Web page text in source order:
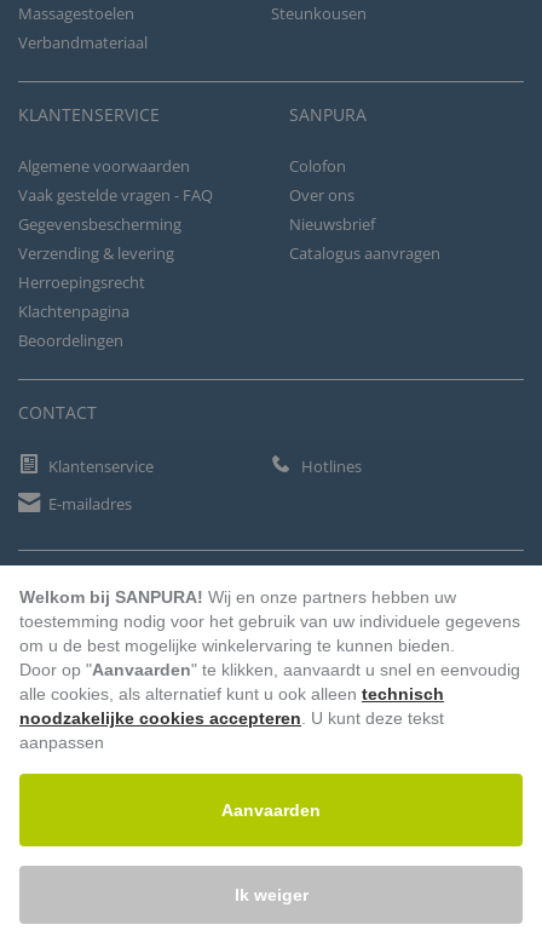
Massagestoelen
Steunkousen
Verbandmateriaal
KLANTENSERVICE
Algemene voorwaarden
Vaak gestelde vragen - FAQ
Gegevensbescherming
Verzending & levering
Herroepingsrecht
Klachtenpagina
Beoordelingen
SANPURA
Colofon
Over ons
Nieuwsbrief
Catalogus aanvragen
CONTACT
Klantenservice
Hotlines
E-mailadres
Vooruitbetaling Factuur Automatische afschrijving
Welkom bij SANPURA! Wij en onze partners hebben uw
toestemming nodig voor het gebruik van uw individuele gegevens
om u de best mogelijke winkelervaring te kunnen bieden.
Door op "Aanvaarden" te klikken, aanvaardt u snel en eenvoudig
alle cookies, als alternatief kunt u ook alleen technisch
noodzakelijke cookies accepteren . U kunt deze tekst
aanpassen
Aanvaarden
Ik weiger